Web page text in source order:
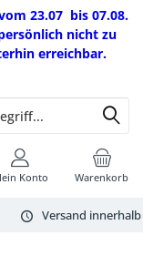
23.07 bis 07.08.
nicht zu
erreichbar.
Versand
Warenkorb
Konto